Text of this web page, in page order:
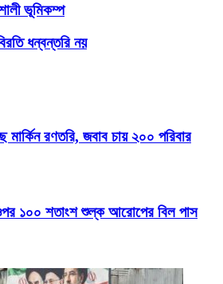
ভূমিকম্প
ধন্বন্তরি নয়
মার্কিন রণতরি, জবাব চায় ২০০ পরিবার
১০০ শতাংশ শুল্ক আরোপের বিল পাস